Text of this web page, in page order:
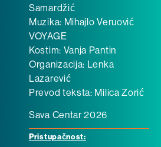
Samardžić
Muzika: Mihajlo Veruović
VOYAGE
Kostim: Vanja Pantin
Organizacija: Lenka
Lazarević
Prevod teksta: Milica Zorić
Sava Centar 2026
Pristupačnost: